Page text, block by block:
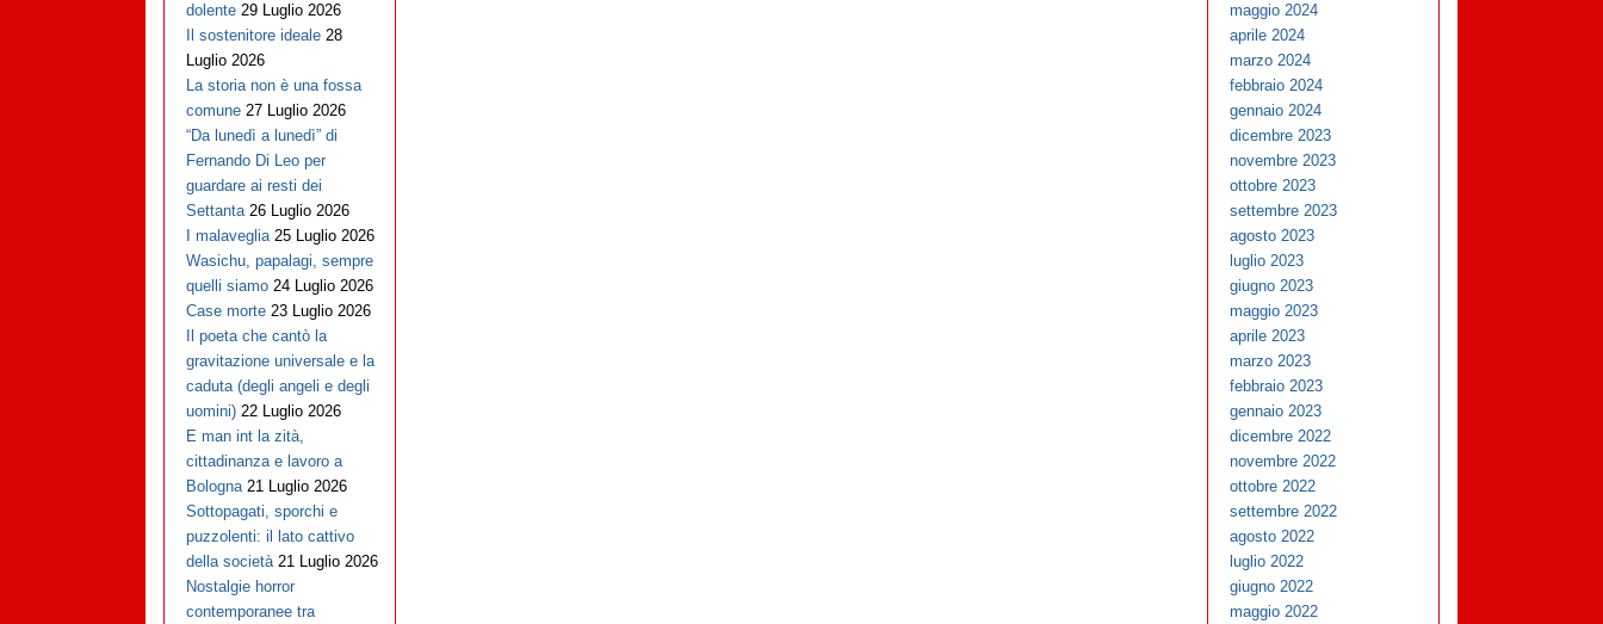
dolente 29 Luglio 2026
Il sostenitore ideale 28
Luglio 2026
La storia non è una fossa
comune 27 Luglio 2026
“Da lunedì a lunedì” di
Fernando Di Leo per
guardare ai resti dei
Settanta 26 Luglio 2026
I malaveglia 25 Luglio 2026
Wasichu, papalagi, sempre
quelli siamo 24 Luglio 2026
Case morte 23 Luglio 2026
Il poeta che cantò la
gravitazione universale e la
caduta (degli angeli e degli
uomini) 22 Luglio 2026
E man int la zità,
cittadinanza e lavoro a
Bologna 21 Luglio 2026
Sottopagati, sporchi e
puzzolenti: il lato cattivo
della società 21 Luglio 2026
Nostalgie horror
contemporanee tra
maggio 2024
aprile 2024
marzo 2024
febbraio 2024
gennaio 2024
dicembre 2023
novembre 2023
ottobre 2023
settembre 2023
agosto 2023
luglio 2023
giugno 2023
maggio 2023
aprile 2023
marzo 2023
febbraio 2023
gennaio 2023
dicembre 2022
novembre 2022
ottobre 2022
settembre 2022
agosto 2022
luglio 2022
giugno 2022
maggio 2022